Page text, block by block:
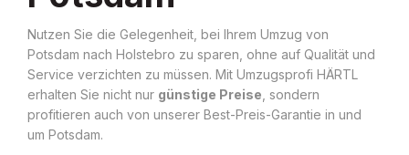
Nutzen Sie die Gelegenheit, bei Ihrem Umzug von
Potsdam nach Holstebro zu sparen, ohne auf Qualität und
Service verzichten zu müssen. Mit Umzugsprofi HÄRTL
erhalten Sie nicht nur günstige Preise , sondern
profitieren auch von unserer Best-Preis-Garantie in und
um Potsdam.